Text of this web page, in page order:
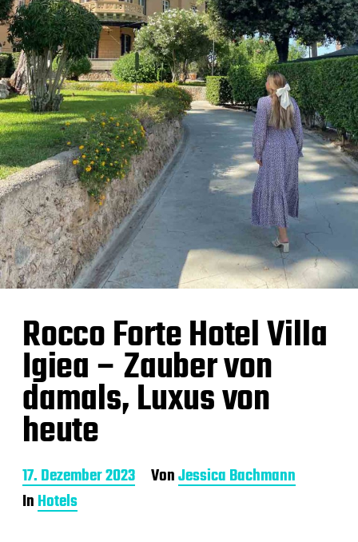
Rocco Forte Hotel Villa
Igiea – Zauber von
damals, Luxus von
heute
B
e
i
17. Dezember 2023 VonJessica Bachmann
InHotels